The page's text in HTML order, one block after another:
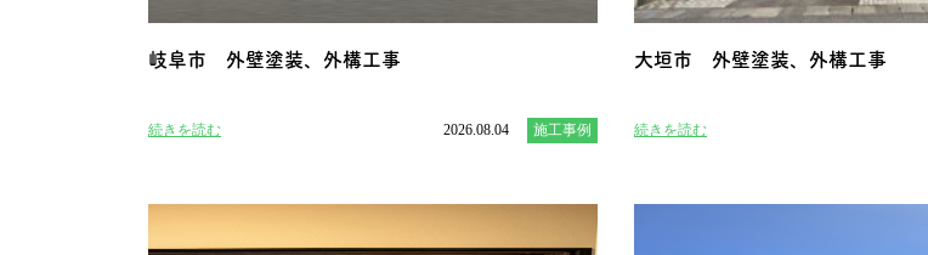
岐阜市 外壁塗装、外構工事
続きを読む 2026.08.04 施工事例
大垣市 外壁塗装、外構工事
続きを読む